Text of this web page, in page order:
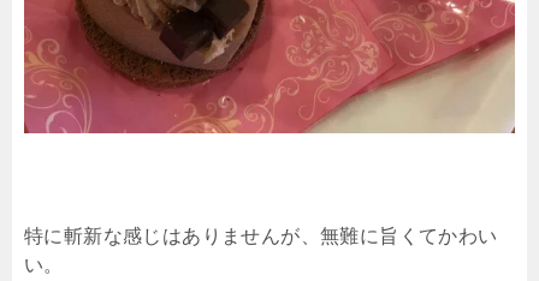
特に斬新な感じはありませんが、無難に旨くてかわい
い。